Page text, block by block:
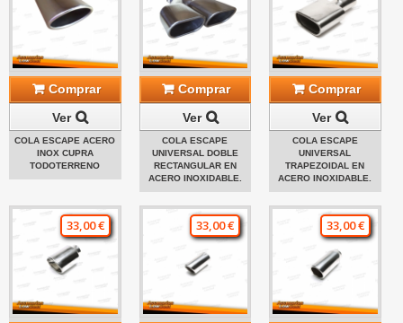
Comprar
Ver
COLA ESCAPE ACERO
INOX CUPRA
TODOTERRENO
Comprar
Ver
COLA ESCAPE
UNIVERSAL DOBLE
RECTANGULAR EN
ACERO INOXIDABLE.
Comprar
Ver
COLA ESCAPE
UNIVERSAL
TRAPEZOIDAL EN
ACERO INOXIDABLE.
33,00 € 33,00 € 33,00 €